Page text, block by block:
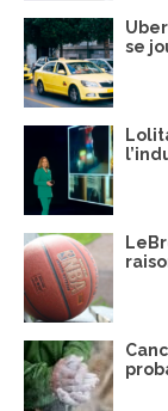
se